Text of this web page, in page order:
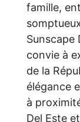
famille,
Sunscape
convie à
de la
élégance
à
Del Este